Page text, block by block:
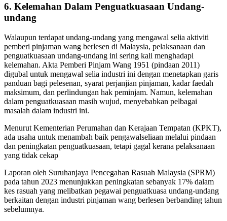
6. Kelemahan Dalam Penguatkuasaan Undang-
undang
Walaupun terdapat undang-undang yang mengawal selia aktiviti
pemberi pinjaman wang berlesen di Malaysia, pelaksanaan dan
penguatkuasaan undang-undang ini sering kali menghadapi
kelemahan. Akta Pemberi Pinjam Wang 1951 (pindaan 2011)
digubal untuk mengawal selia industri ini dengan menetapkan garis
panduan bagi pelesenan, syarat perjanjian pinjaman, kadar faedah
maksimum, dan perlindungan hak peminjam. Namun, kelemahan
dalam penguatkuasaan masih wujud, menyebabkan pelbagai
masalah dalam industri ini.
Menurut Kementerian Perumahan dan Kerajaan Tempatan (KPKT),
ada usaha untuk menambah baik pengawalseliaan melalui pindaan
dan peningkatan penguatkuasaan, tetapi gagal kerana pelaksanaan
yang tidak cekap
Laporan oleh Suruhanjaya Pencegahan Rasuah Malaysia (SPRM)
pada tahun 2023 menunjukkan peningkatan sebanyak 17% dalam
kes rasuah yang melibatkan pegawai penguatkuasa undang-undang
berkaitan dengan industri pinjaman wang berlesen berbanding tahun
sebelumnya.